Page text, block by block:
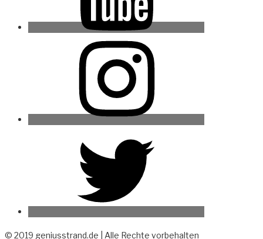
© 2019 geniusstrand.de | Alle Rechte vorbehalten